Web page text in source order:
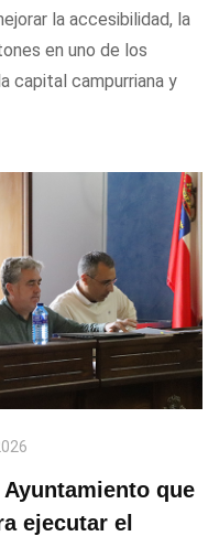
la accesibilidad, la
en uno de los
capital campurriana y
que
ejecutar el